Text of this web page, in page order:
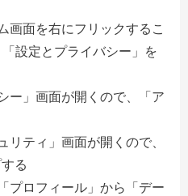
画面を右にフリックするこ
設定とプライバシー」を
ー」画面が開くので、「ア
リティ」画面が開くので、
る
プロフィール」から「デー